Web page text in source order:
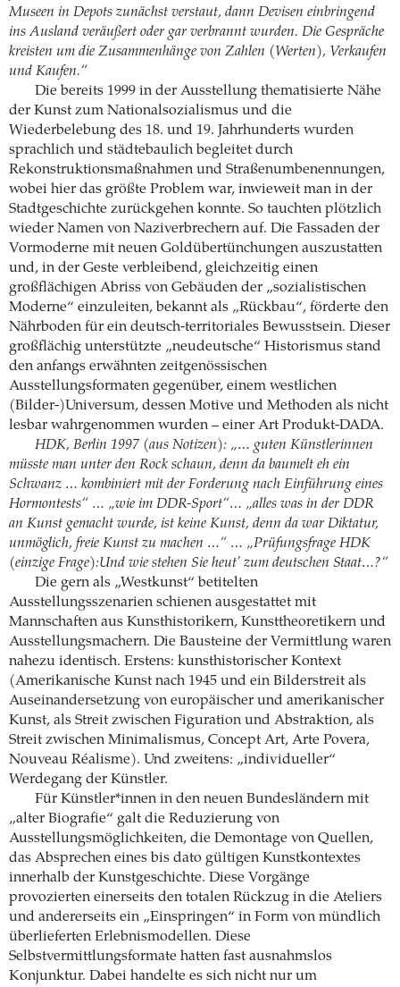
Museen in Depots zunächst verstaut, dann Devisen einbringend
ins Ausland veräußert oder gar verbrannt wurden. Die Gespräche
kreisten um die Zusammenhänge von Zahlen (Werten), Verkaufen
und Kaufen.“
Die bereits 1999 in der Ausstellung thematisierte Nähe
der Kunst zum Nationalsozialismus und die
Wiederbelebung des 18. und 19. Jahrhunderts wurden
sprachlich und städtebaulich begleitet durch
Rekonstruktionsmaßnahmen und Straßenumbenennungen,
wobei hier das größte Problem war, inwieweit man in der
Stadtgeschichte zurückgehen konnte. So tauchten plötzlich
wieder Namen von Naziverbrechern auf. Die Fassaden der
Vormoderne mit neuen Goldübertünchungen auszustatten
und, in der Geste verbleibend, gleichzeitig einen
großflächigen Abriss von Gebäuden der „sozialistischen
Moderne“ einzuleiten, bekannt als „Rückbau“, förderte den
Nährboden für ein deutsch-territoriales Bewusstsein. Dieser
großflächig unterstützte „neudeutsche“ Historismus stand
den anfangs erwähnten zeitgenössischen
Ausstellungsformaten gegenüber, einem westlichen
(Bilder-)Universum, dessen Motive und Methoden als nicht
lesbar wahrgenommen wurden – einer Art Produkt-DADA.
HDK, Berlin 1997 (aus Notizen): „… guten Künstlerinnen
müsste man unter den Rock schaun, denn da baumelt eh ein
Schwanz … kombiniert mit der Forderung nach Einführung eines
Hormontests“ … „wie im DDR-Sport“… „alles was in der DDR
an Kunst gemacht wurde, ist keine Kunst, denn da war Diktatur,
unmöglich, freie Kunst zu machen …“ … „Prüfungsfrage HDK
(einzige Frage):Und wie stehen Sie heut’ zum deutschen Staat…?“
Die gern als „Westkunst“ betitelten
Ausstellungsszenarien schienen ausgestattet mit
Mannschaften aus Kunsthistorikern, Kunsttheoretikern und
Ausstellungsmachern. Die Bausteine der Vermittlung waren
nahezu identisch. Erstens: kunsthistorischer Kontext
(Amerikanische Kunst nach 1945 und ein Bilderstreit als
Auseinandersetzung von europäischer und amerikanischer
Kunst, als Streit zwischen Figuration und Abstraktion, als
Streit zwischen Minimalismus, Concept Art, Arte Povera,
Nouveau Réalisme). Und zweitens: „individueller“
Werdegang der Künstler.
Für Künstler*innen in den neuen Bundesländern mit
„alter Biografie“ galt die Reduzierung von
Ausstellungsmöglichkeiten, die Demontage von Quellen,
das Absprechen eines bis dato gültigen Kunstkontextes
innerhalb der Kunstgeschichte. Diese Vorgänge
provozierten einerseits den totalen Rückzug in die Ateliers
und andererseits ein „Einspringen“ in Form von mündlich
überlieferten Erlebnismodellen. Diese
Selbstvermittlungsformate hatten fast ausnahmslos
Konjunktur. Dabei handelte es sich nicht nur um